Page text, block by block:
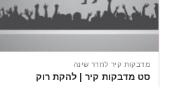
מדבקות קיר לחדר שינה
סט מדבקות קיר | להקת רוק